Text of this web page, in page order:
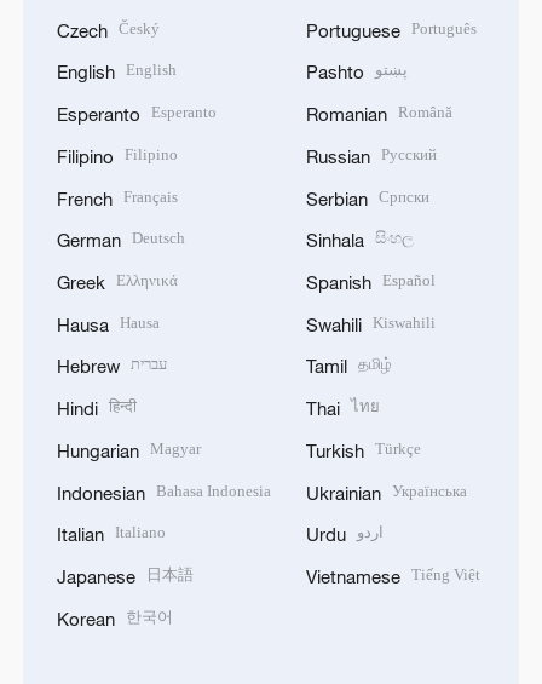
Czech Český
English English
Esperanto Esperanto
Filipino Filipino
French Français
German Deutsch
Greek Ελληνικά
Hausa Hausa
Hebrew עברית
Hindi हिन्दी
Hungarian Magyar
Indonesian Bahasa Indonesia
Italian Italiano
Japanese 日本語
Korean 한국어
Portuguese Português
Pashto پښتو
Romanian Română
Russian Русский
Serbian Српски
Sinhala සිංහල
Spanish Español
Swahili Kiswahili
Tamil தமிழ்
Thai ไทย
Turkish Türkçe
Ukrainian Українська
Urdu اردو
Vietnamese Tiếng Việt